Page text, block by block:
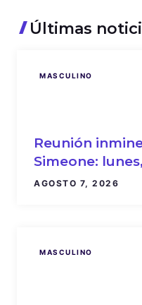
Últimas
MASCULINO
Reunión
Simeone:
AGOSTO 7, 2026
MASCULINO